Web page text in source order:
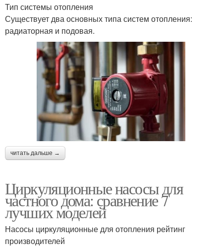
Тип системы отопления
Существует два основных типа систем отопления:
радиаторная и подовая.
читать дальше →
Циркуляционные насосы для
частного дома: сравнение 7
лучших моделей
Насосы циркуляционные для отопления рейтинг
производителей